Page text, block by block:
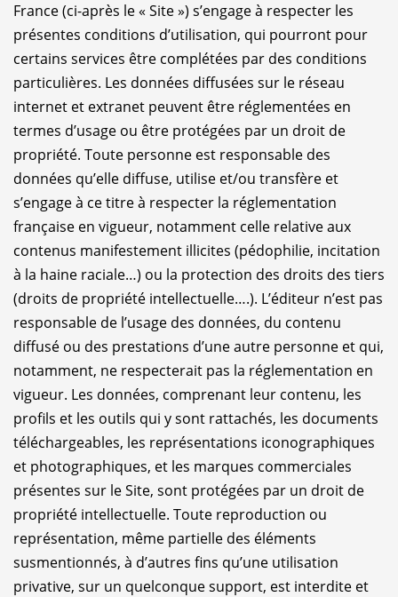
France (ci-après le « Site ») s’engage à respecter les
présentes conditions d’utilisation, qui pourront pour
certains services être complétées par des conditions
particulières. Les données diffusées sur le réseau
internet et extranet peuvent être réglementées en
termes d’usage ou être protégées par un droit de
propriété. Toute personne est responsable des
données qu’elle diffuse, utilise et/ou transfère et
s’engage à ce titre à respecter la réglementation
française en vigueur, notamment celle relative aux
contenus manifestement illicites (pédophilie, incitation
à la haine raciale…) ou la protection des droits des tiers
(droits de propriété intellectuelle….). L’éditeur n’est pas
responsable de l’usage des données, du contenu
diffusé ou des prestations d’une autre personne et qui,
notamment, ne respecterait pas la réglementation en
vigueur. Les données, comprenant leur contenu, les
profils et les outils qui y sont rattachés, les documents
téléchargeables, les représentations iconographiques
et photographiques, et les marques commerciales
présentes sur le Site, sont protégées par un droit de
propriété intellectuelle. Toute reproduction ou
représentation, même partielle des éléments
susmentionnés, à d’autres fins qu’une utilisation
privative, sur un quelconque support, est interdite et